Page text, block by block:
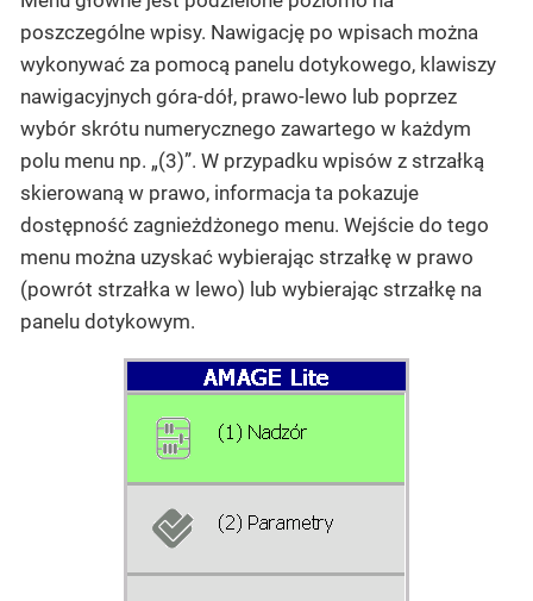
poszczególne wpisy. Nawigację po wpisach można
wykonywać za pomocą panelu dotykowego, klawiszy
nawigacyjnych góra-dół, prawo-lewo lub poprzez
wybór skrótu numerycznego zawartego w każdym
polu menu np. „(3)”. W przypadku wpisów z strzałką
skierowaną w prawo, informacja ta pokazuje
dostępność zagnieżdżonego menu. Wejście do tego
menu można uzyskać wybierając strzałkę w prawo
(powrót strzałka w lewo) lub wybierając strzałkę na
panelu dotykowym.